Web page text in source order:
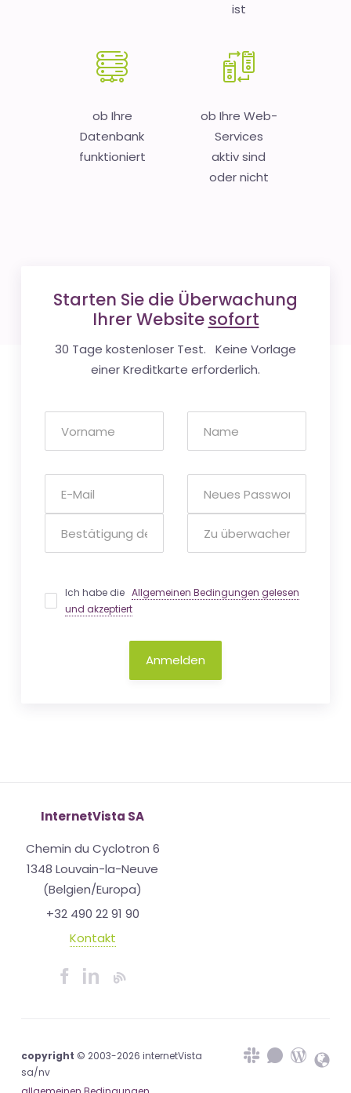
ist
ob Ihre
Datenbank
funktioniert
ob Ihre Web-
Services
aktiv sind
oder nicht
Starten Sie die Überwachung
Ihrer Website sofort
30 Tage kostenloser Test. Keine Vorlage
einer Kreditkarte erforderlich.
Ich habe dieAllgemeinen Bedingungen gelesen
und akzeptiert
Anmelden
InternetVista SA
Chemin du Cyclotron 6
1348 Louvain-la-Neuve
(Belgien/Europa)
+32 490 22 91 90
Kontakt
copyright © 2003-2026 internetVista
sa/nv